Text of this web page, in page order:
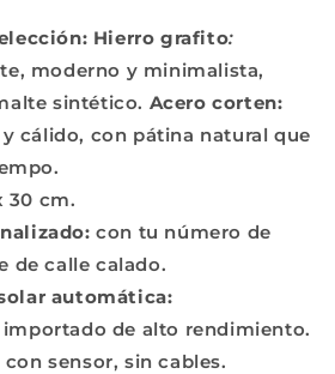
Hierro grafito:
moderno y minimalista,
sintético. Acero corten:
cálido, con pátina natural que
30 cm.
con tu número de
de calle calado.
automática:
de alto rendimiento.
sensor, sin cables.